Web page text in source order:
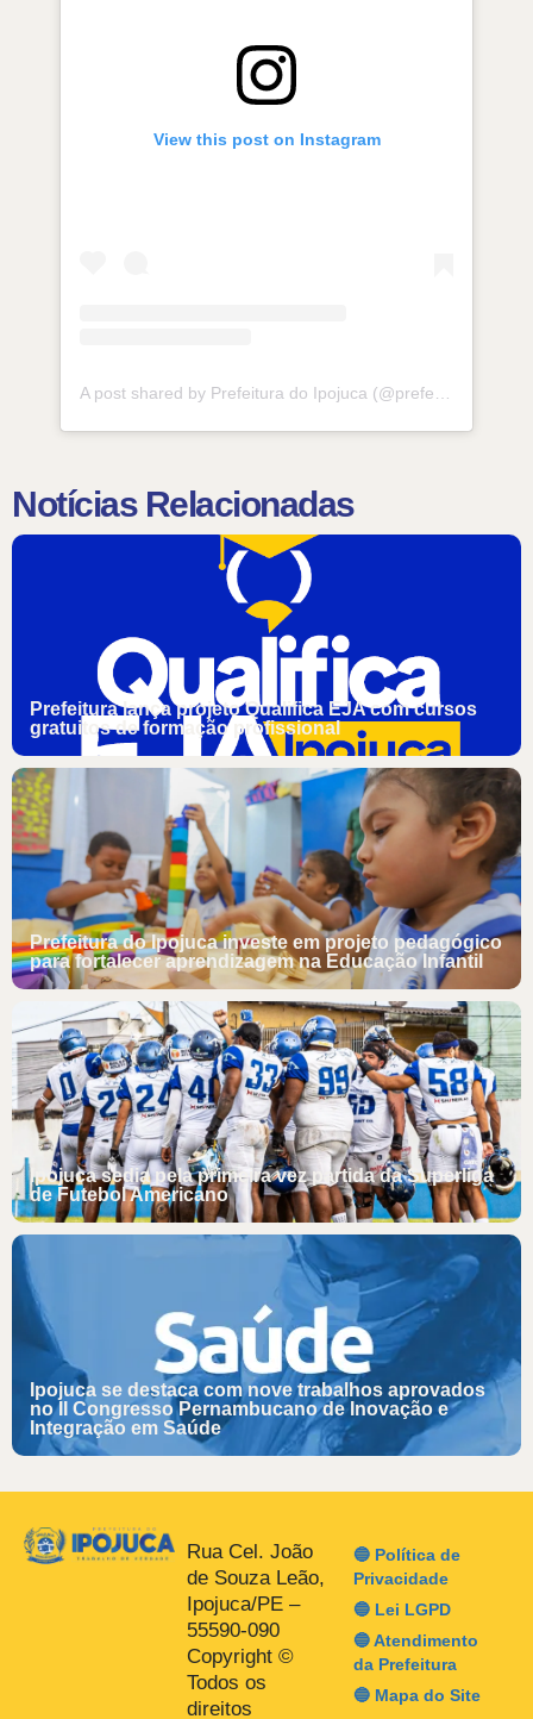
View this post on Instagram
Notícias Relacionadas
Prefeitura lança projeto Qualifica EJA com cursos
gratuitos de formação profissional
Prefeitura do Ipojuca investe em projeto pedagógico
para fortalecer aprendizagem na Educação Infantil
Ipojuca sedia pela primeira vez partida da Superliga
de Futebol Americano
Ipojuca se destaca com nove trabalhos aprovados
no II Congresso Pernambucano de Inovação e
Integração em Saúde
Rua Cel. João
de Souza Leão,
Ipojuca/PE –
55590-090
Copyright ©
Todos os
direitos
🔵 Política de
Privacidade
🔵 Lei LGPD
🔵 Atendimento
da Prefeitura
🔵 Mapa do Site